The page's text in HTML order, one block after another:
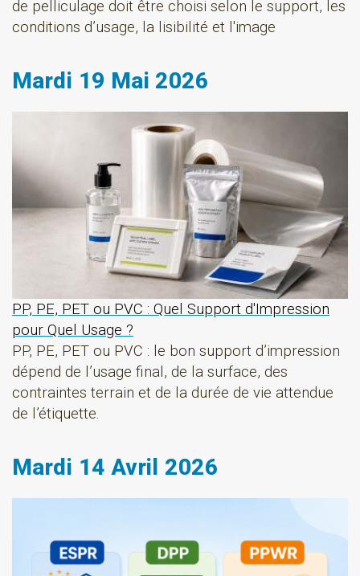
de pelliculage doit être choisi selon le support, les
conditions d’usage, la lisibilité et l'image
Mardi 19 Mai 2026
PP, PE, PET ou PVC : Quel Support d'Impression
pour Quel Usage ?
PP, PE, PET ou PVC : le bon support d’impression
dépend de l’usage final, de la surface, des
contraintes terrain et de la durée de vie attendue
de l’étiquette.
Mardi 14 Avril 2026